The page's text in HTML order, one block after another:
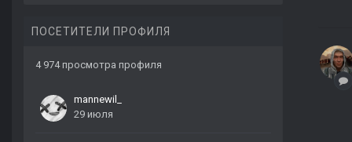
ПОСЕТИТЕЛИ ПРОФИЛЯ
4 974 просмотра профиля
mannewil_
29 июля